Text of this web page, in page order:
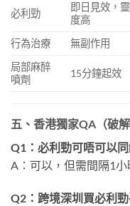
必利勁
即日見效，
度高
行為治療 無副作用
局部麻醉
噴劑
15分鐘起效
五、香港獨家QA（破解
Q1：必利勁可唔可以
A：可以，但需間隔1小
Q2：跨境深圳買必利